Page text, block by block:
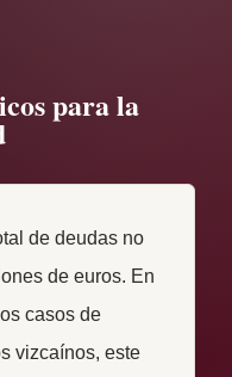
para la
de deudas no
de euros. En
casos de
vizcaínos, este